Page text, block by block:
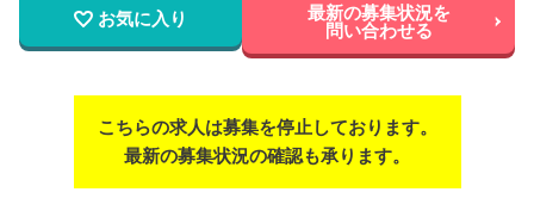
お気に入り 最新の募集状況を
問い合わせる
こちらの求人は募集を停止しております。
最新の募集状況の確認も承ります。